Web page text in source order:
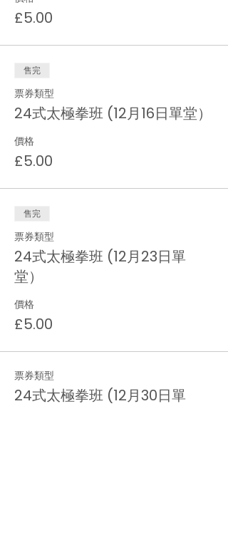
£5.00
售完
票券類型
24式太極拳班 (12月16日單堂）
價格
£5.00
售完
票券類型
24式太極拳班 (12月23日單
堂）
價格
£5.00
票券類型
24式太極拳班 (12月30日單